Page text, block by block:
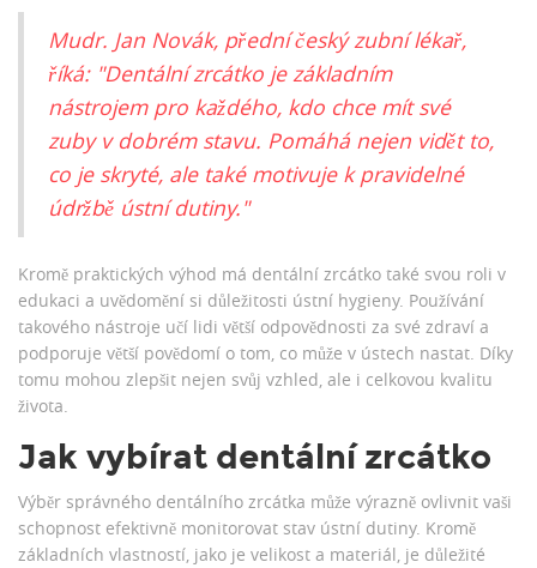
Mudr. Jan Novák, přední český zubní lékař,
říká: "Dentální zrcátko je základním
nástrojem pro každého, kdo chce mít své
zuby v dobrém stavu. Pomáhá nejen vidět to,
co je skryté, ale také motivuje k pravidelné
údržbě ústní dutiny."
Kromě praktických výhod má dentální zrcátko také svou roli v
edukaci a uvědomění si důležitosti ústní hygieny. Používání
takového nástroje učí lidi větší odpovědnosti za své zdraví a
podporuje větší povědomí o tom, co může v ústech nastat. Díky
tomu mohou zlepšit nejen svůj vzhled, ale i celkovou kvalitu
života.
Jak vybírat dentální zrcátko
Výběr správného dentálního zrcátka může výrazně ovlivnit vaši
schopnost efektivně monitorovat stav ústní dutiny. Kromě
základních vlastností, jako je velikost a materiál, je důležité